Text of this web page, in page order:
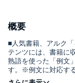
概要
■人気書籍、アルク
テンツには、書籍に
熟語を使った「例文
す。※例文に対応す
語⇒例文(英語)⇒ポー